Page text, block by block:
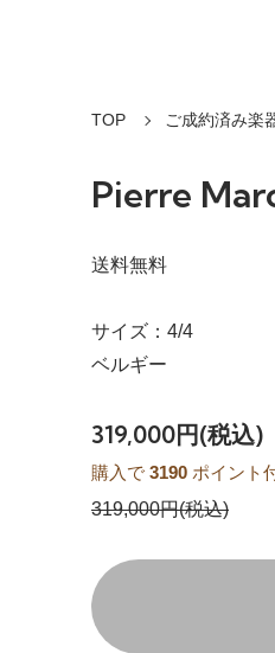
TOP ご成約済み楽
Pierre
送料無料
サイズ：4/4
ベルギー
319,000円(税込)
購入で 3190 ポイント
319,000円(税込)